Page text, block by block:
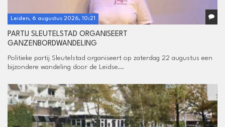
Leiden, 6 augustus 2026, 10:21
PARTIJ SLEUTELSTAD ORGANISEERT
GANZENBORDWANDELING
Politieke partij Sleutelstad organiseert op zaterdag 22 augustus een
bijzondere wandeling door de Leidse...